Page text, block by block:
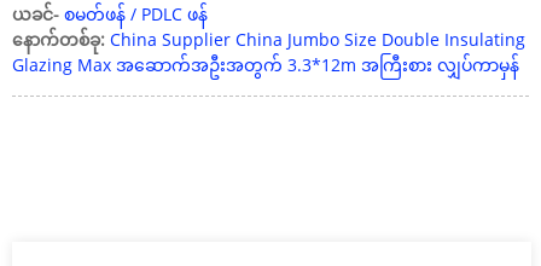
ယခင်- စမတ်ဖန် / PDLC ဖန်
နောက်တစ်ခု: China Supplier China Jumbo Size Double Insulating
Glazing Max အဆောက်အဦးအတွက် 3.3*12m အကြီးစား လျှပ်ကာမှန်